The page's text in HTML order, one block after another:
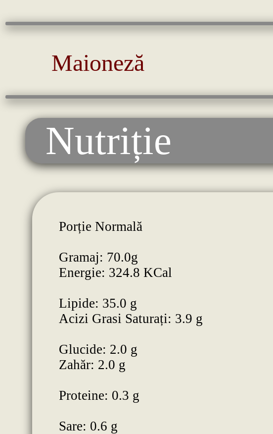
Maioneză
Nutriție
Porție Normală
Gramaj: 70.0g
Energie: 324.8 KCal
Lipide: 35.0 g
Acizi Grasi Saturați: 3.9 g
Glucide: 2.0 g
Zahăr: 2.0 g
Proteine: 0.3 g
Sare: 0.6 g